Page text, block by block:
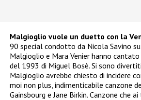
Malgioglio vuole un duetto con la
90 special condotto da Nicola Savino
Malgioglio e Mara Venier hanno
del 1993 di Miguel Bosè. Si sono
Malgioglio avrebbe chiesto di incidere
moi non plus, indimenticabile canzone
Gainsbourg e Jane Birkin. Canzone che